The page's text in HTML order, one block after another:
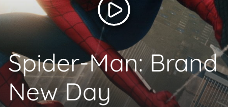
Spider-Man: Brand
New Day